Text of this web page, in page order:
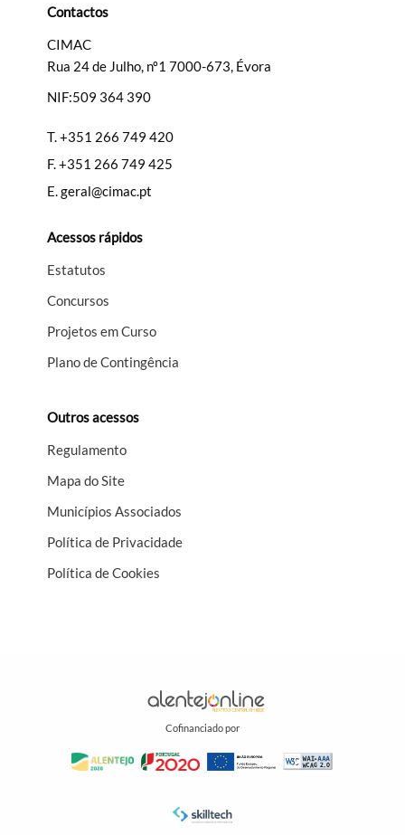
Categorias gerais
Contactos
CIMAC
Rua 24 de Julho, nº1 7000-673, Évora
NIF:509 364 390
T.+351 266 749 420
F.+351 266 749 425
E.geral@cimac.pt
Acessos rápidos
Estatutos
Concursos
Projetos em Curso
Plano de Contingência
Outros acessos
Regulamento
Mapa do Site
Municípios Associados
Política de Privacidade
Política de Cookies
Cofinanciado por